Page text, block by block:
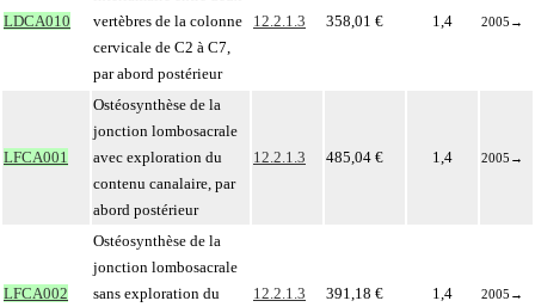
LDCA010
vertèbres de la colonne
cervicale de C2 à C7,
par abord postérieur
12.2.1.3 358,01 € 1,4 2005 →
LFCA001
Ostéosynthèse de la
jonction lombosacrale
avec exploration du
contenu canalaire, par
abord postérieur
12.2.1.3 485,04 € 1,4 2005 →
LFCA002
Ostéosynthèse de la
jonction lombosacrale
sans exploration du
12.2.1.3 391,18 € 1,4 2005 →